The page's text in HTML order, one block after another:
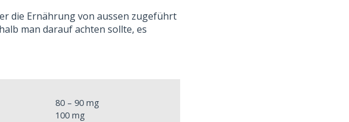
die Ernährung von aussen zugeführt
man darauf achten sollte, es
80 – 90 mg
100 mg